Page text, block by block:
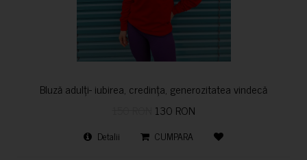
Bluză adulți- iubirea, credința, generozitatea vindecă
130 RON
Detalii CUMPARA